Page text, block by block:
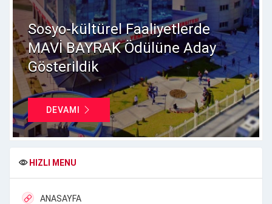
Sosyo-kültürel Faaliyetlerde
MAVİ BAYRAK Ödülüne Aday
Gösterildik
DEVAMI
HIZLI MENU
ANASAYFA